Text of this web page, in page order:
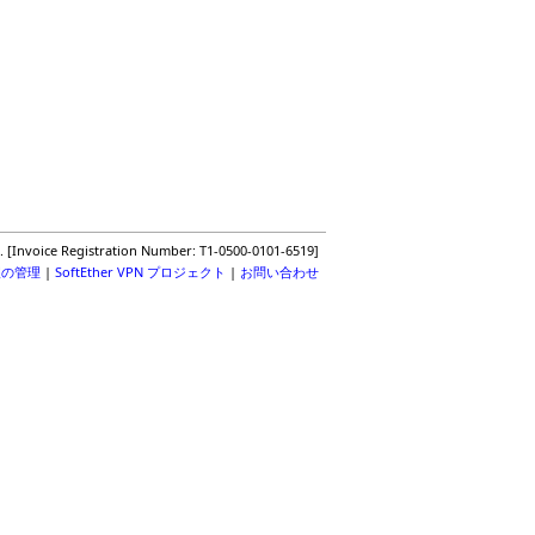
Registration Number: T1-0500-0101-6519]
管理 | SoftEther VPN プロジェクト | お問い合わせ